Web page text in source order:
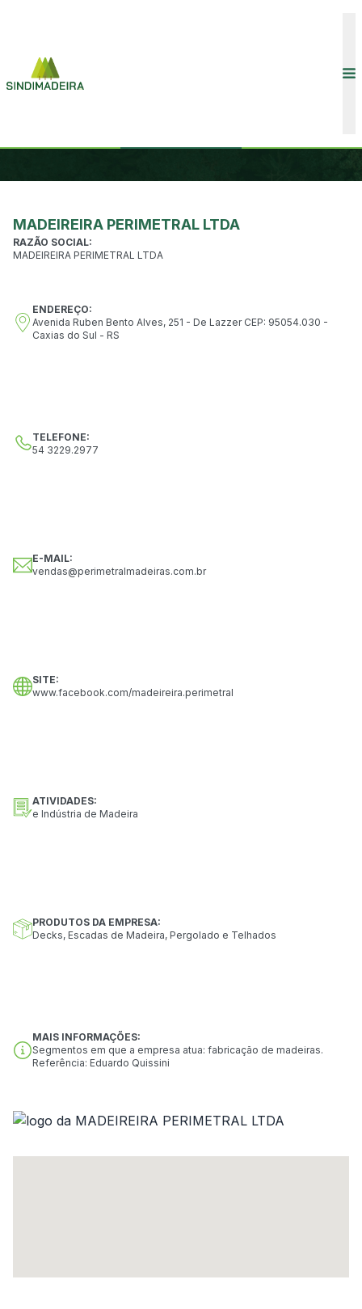
MADEIREIRA PERIMETRAL LTDA
RAZÃO SOCIAL:
MADEIREIRA PERIMETRAL LTDA
ENDEREÇO:
Avenida Ruben Bento Alves, 251 - De Lazzer CEP: 95054.030 -
Caxias do Sul - RS
TELEFONE:
54 3229.2977
E-MAIL:
vendas@perimetralmadeiras.com.br
SITE:
www.facebook.com/madeireira.perimetral
ATIVIDADES:
e Indústria de Madeira
PRODUTOS DA EMPRESA:
Decks, Escadas de Madeira, Pergolado e Telhados
MAIS INFORMAÇÕES:
Segmentos em que a empresa atua: fabricação de madeiras.
Referência: Eduardo Quissini